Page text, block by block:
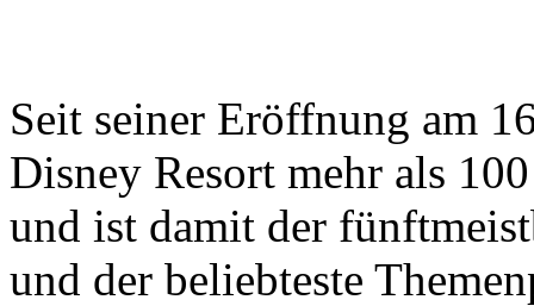
Seit seiner Eröffnung am
Disney Resort mehr als
und ist damit der
und der beliebteste